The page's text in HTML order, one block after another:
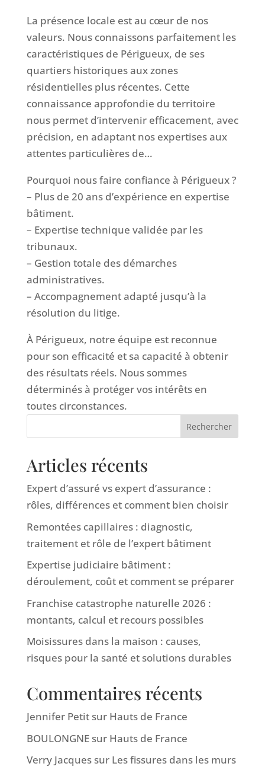
La présence locale est au cœur de nos
valeurs. Nous connaissons parfaitement les
caractéristiques de Périgueux, de ses
quartiers historiques aux zones
résidentielles plus récentes. Cette
connaissance approfondie du territoire
nous permet d’intervenir efficacement, avec
précision, en adaptant nos expertises aux
attentes particulières de…
Pourquoi nous faire confiance à Périgueux ?
– Plus de 20 ans d’expérience en expertise
bâtiment.
– Expertise technique validée par les
tribunaux.
– Gestion totale des démarches
administratives.
– Accompagnement adapté jusqu’à la
résolution du litige.
À Périgueux, notre équipe est reconnue
pour son efficacité et sa capacité à obtenir
des résultats réels. Nous sommes
déterminés à protéger vos intérêts en
toutes circonstances.
Rechercher
Articles récents
Expert d’assuré vs expert d’assurance :
rôles, différences et comment bien choisir
Remontées capillaires : diagnostic,
traitement et rôle de l’expert bâtiment
Expertise judiciaire bâtiment :
déroulement, coût et comment se préparer
Franchise catastrophe naturelle 2026 :
montants, calcul et recours possibles
Moisissures dans la maison : causes,
risques pour la santé et solutions durables
Commentaires récents
Jennifer Petitsur Hauts de France
BOULONGNEsur Hauts de France
Verry Jacquessur Les fissures dans les murs